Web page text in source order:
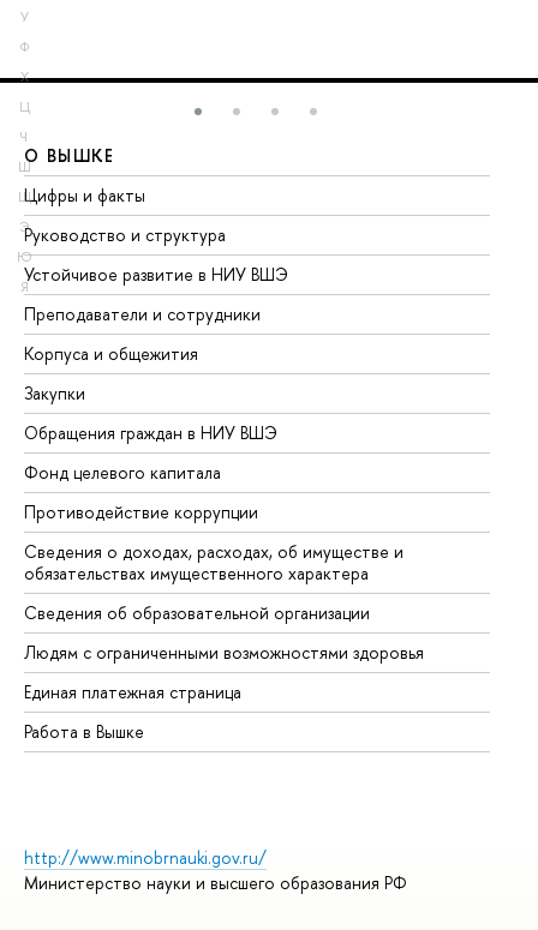
У
Ф
Х
Ц
Ч
Ш
Щ
Э
Ю
Я
О ВЫШКЕ
Цифры и факты
Руководство и структура
Устойчивое развитие в НИУ ВШЭ
Преподаватели и сотрудники
Корпуса и общежития
Закупки
Обращения граждан в НИУ ВШЭ
Фонд целевого капитала
Противодействие коррупции
Сведения о доходах, расходах, об имуществе и
обязательствах имущественного характера
Сведения об образовательной организации
Людям с ограниченными возможностями здоровья
Единая платежная страница
Работа в Вышке
http://www.minobrnauki.gov.ru/
Министерство науки и высшего образования РФ